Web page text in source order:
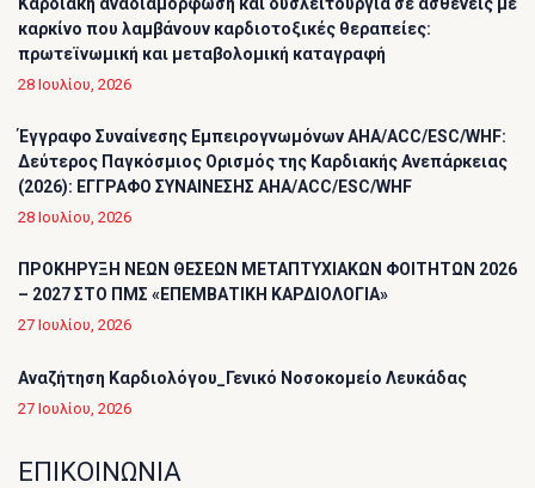
καρκίνο που λαμβάνουν καρδιοτοξικές θεραπείες:
πρωτεϊνωμική και μεταβολομική καταγραφή
28 Ιουλίου, 2026
Έγγραφο Συναίνεσης Εμπειρογνωμόνων AHA/ACC/ESC/WHF:
Δεύτερος Παγκόσμιος Ορισμός της Καρδιακής Ανεπάρκειας
(2026): ΕΓΓΡΑΦΟ ΣΥΝΑΙΝΕΣΗΣ AHA/ACC/ESC/WHF
28 Ιουλίου, 2026
ΠΡΟΚΗΡΥΞΗ ΝΕΩΝ ΘΕΣΕΩΝ ΜΕΤΑΠΤΥΧΙΑΚΩΝ ΦΟΙΤΗΤΩΝ 2026
– 2027 ΣΤΟ ΠΜΣ «ΕΠΕΜΒΑΤΙΚΗ ΚΑΡΔΙΟΛΟΓΙΑ»
27 Ιουλίου, 2026
Αναζήτηση Καρδιολόγου_Γενικό Νοσοκομείο Λευκάδας
27 Ιουλίου, 2026
ΕΠΙΚΟΙΝΩΝΙΑ